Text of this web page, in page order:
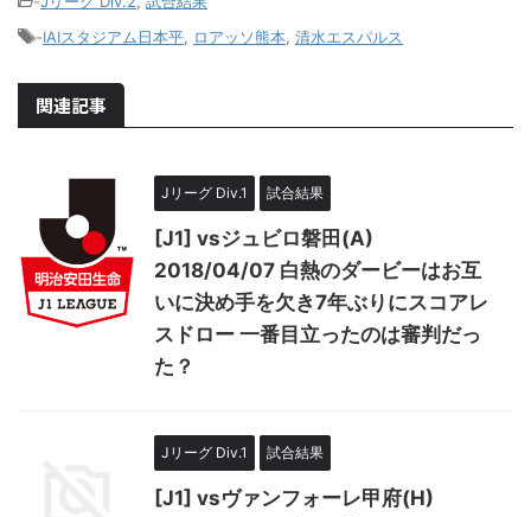
-IAIスタジアム日本平 ロアッソ熊本 清水エスパルス
関連記事
Jリーグ Div.1 試合結果
[J1] vsジュビロ磐田(A)
2018/04/07 白熱のダービーはお互
いに決め手を欠き7年ぶりにスコアレ
スドロー 一番目立ったのは審判だっ
た？
Jリーグ Div.1 試合結果
[J1] vsヴァンフォーレ甲府(H)